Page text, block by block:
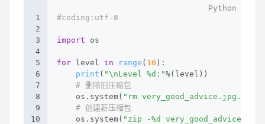
1
2
3
4
5
6
7
8
9
10
#coding:utf-8
import os
for level in range ( 10 ):
print ( "\nLevel %d:"%(level))
# 删除旧压缩包
    os.system(
"rm very_good_advice.jpg.zip"
# 创建新压缩包
    os.system(
"zip -%d